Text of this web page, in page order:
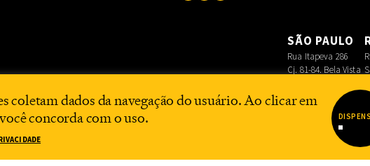
SÃO PAULO
Rua Itapeva 286
Cj. 81-84. Bela Vista
coletam dados da navegação do usuário. Ao clicar em
concorda com o uso.